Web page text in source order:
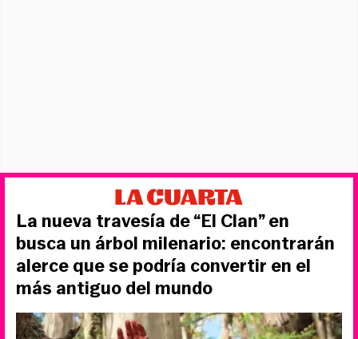
La nueva travesía de “El Clan” en
busca un árbol milenario: encontrarán
alerce que se podría convertir en el
más antiguo del mundo